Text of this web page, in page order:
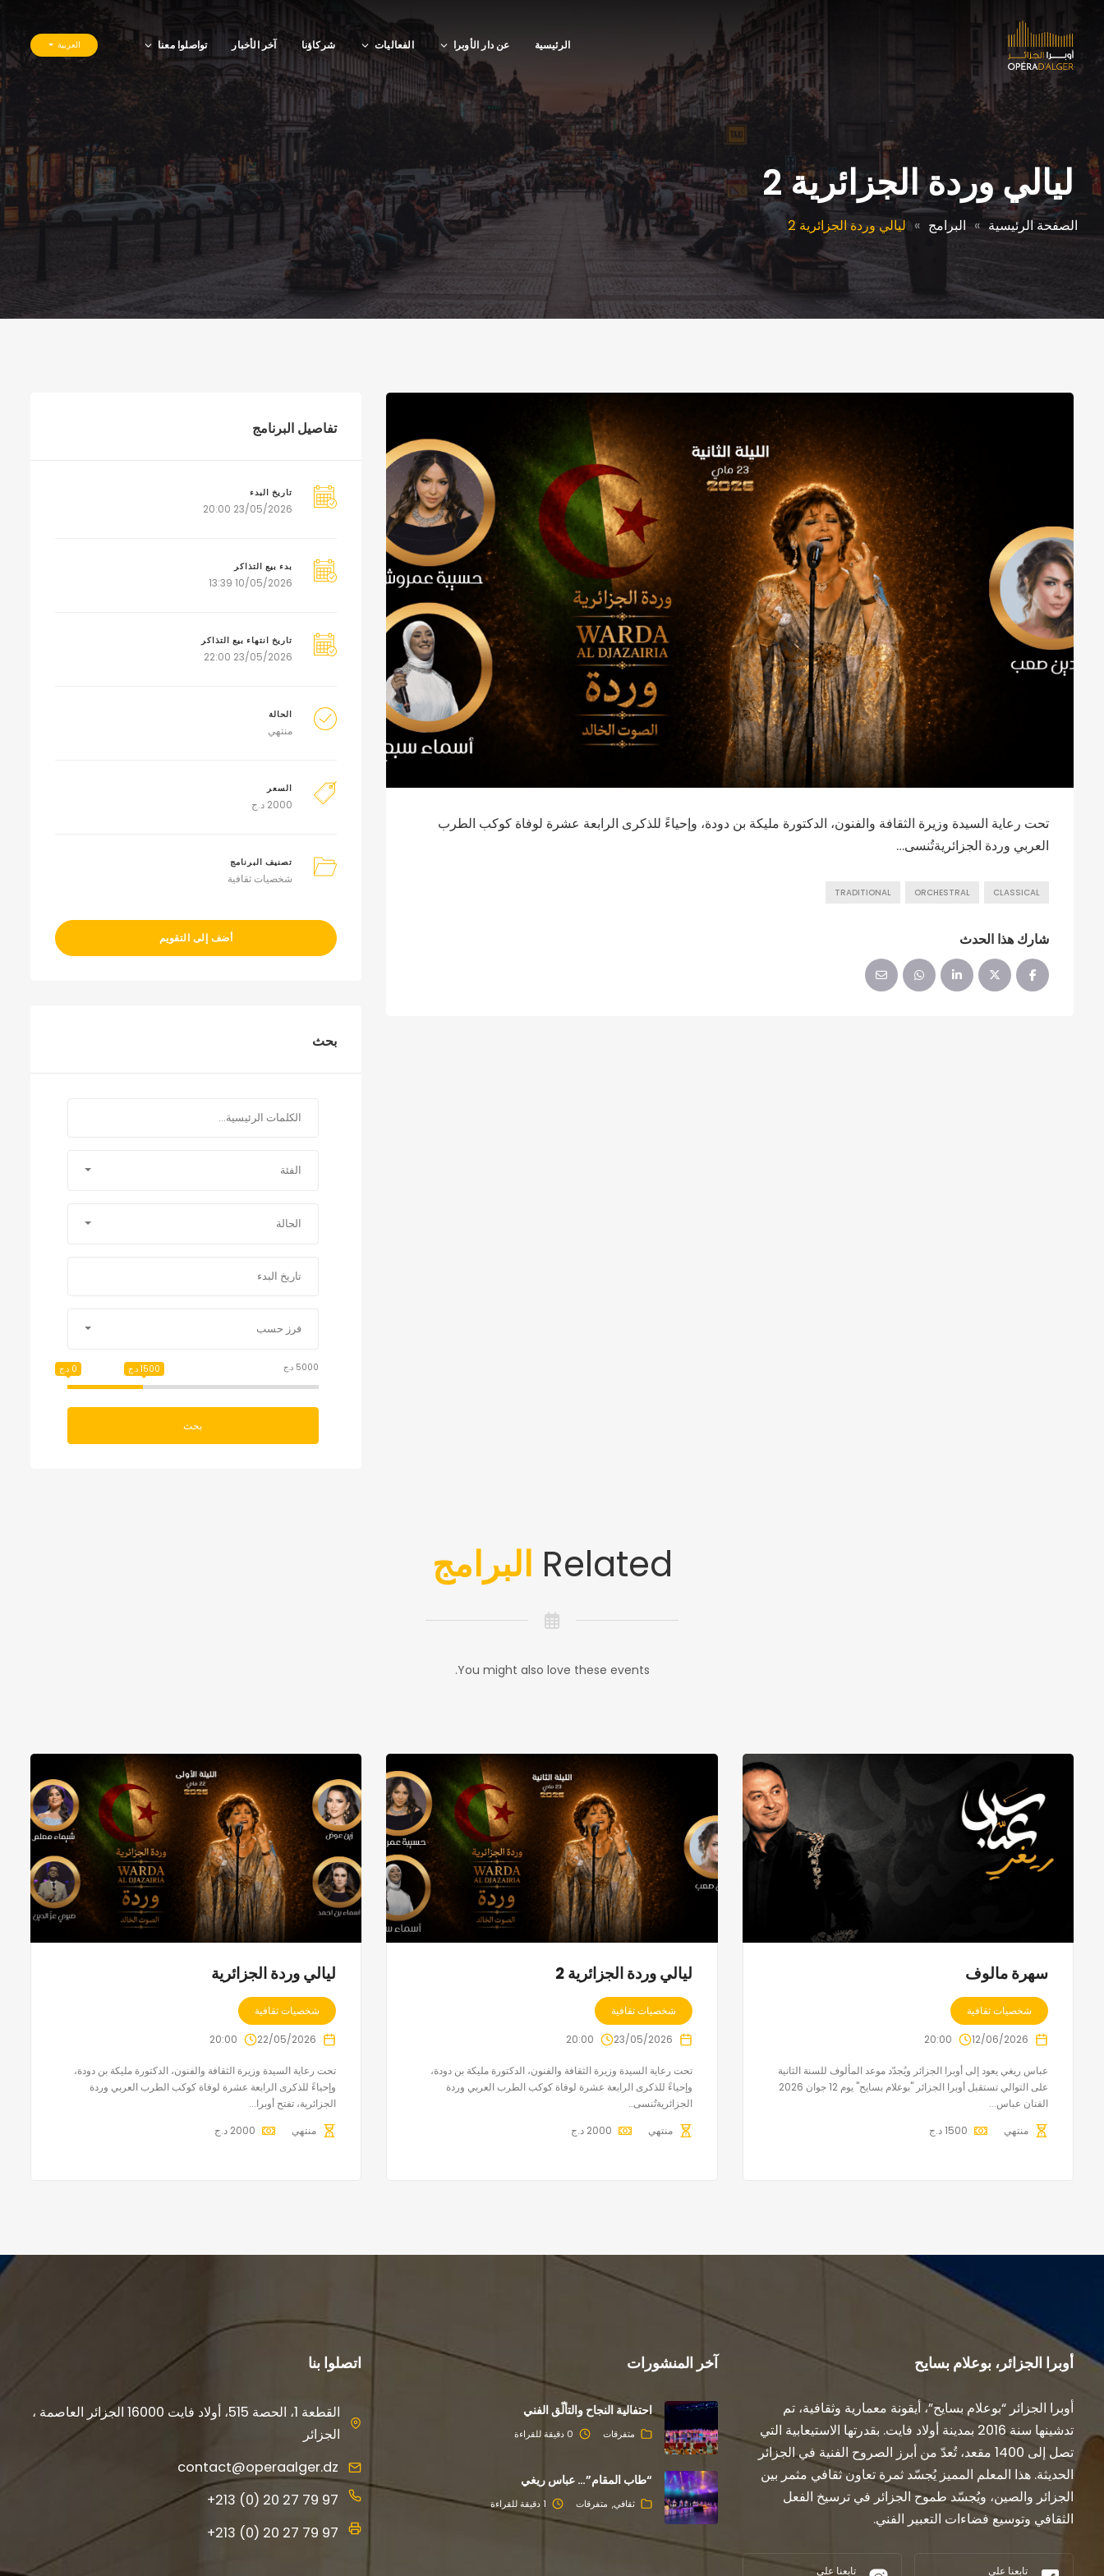
الرئيسية عن دار الأوبرا الفعاليات شركاؤنا آخر الأخبار تواصلوا معنا العربية
ليالي وردة الجزائرية 2
الصفحة الرئيسية البرامج ليالي وردة الجزائرية 2
تحت رعاية السيدة وزيرة الثقافة والفنون، الدكتورة مليكة بن دودة، وإحياءً للذكرى الرابعة عشرة لوفاة كوكب الطرب
العربي وردة الجزائريةتُنسى…
CLASSICAL
ORCHESTRAL
TRADITIONAL
شارك هذا الحدث
تفاصيل البرنامج
تاريخ البدء
23/05/2026 20:00
بدء بيع التذاكر
10/05/2026 13:39
تاريخ انتهاء بيع التذاكر
23/05/2026 22:00
الحالة
منتهي
السعر
2000 د.ج
تصنيف البرنامج
شخصيات ثقافية
أضف إلى التقويم
بحث
الفئة
الحالة
فرز حسب
5000 د.ج 0 د.ج 1500 د.ج
بحث
Related البرامج
You might also love these events.
سهرة مالوف
شخصيات ثقافية
12/06/2026
20:00
عباس ريغي يعود إلى أوبرا الجزائر ويُجدّد موعد المألوف للسنة الثانية
على التوالي تستقبل أوبرا الجزائر "بوعلام بسايح" يوم 12 جوان 2026
الفنان عباس...
منتهي
1500د.ج
ليالي وردة الجزائرية 2
شخصيات ثقافية
23/05/2026
20:00
تحت رعاية السيدة وزيرة الثقافة والفنون، الدكتورة مليكة بن دودة،
وإحياءً للذكرى الرابعة عشرة لوفاة كوكب الطرب العربي وردة
الجزائريةتُنسى…
منتهي
2000 د.ج
ليالي وردة الجزائرية
شخصيات ثقافية
22/05/2026
20:00
تحت رعاية السيدة وزيرة الثقافة والفنون، الدكتورة مليكة بن دودة،
وإحياءً للذكرى الرابعة عشرة لوفاة كوكب الطرب العربي وردة
الجزائرية، تفتح أوبرا...
منتهي
2000 د.ج
اتصلوا بنا
القطعة 1، الحصة 515، أولاد فايت 16000 الجزائر العاصمة ،
الجزائر
contact@operaalger.dz
+213 (0) 20 27 79 97
+213 (0) 20 27 79 97
آخر المنشورات
احتفالية النجاح والتألّق الفني
متفرقات 0 دقيقة للقراءة
“طاب المقام”… عباس ريغي
ثقافي متفرقات 1 دقيقة للقراءة
أوبرا الجزائر، بوعلام بسايح
أوبرا الجزائر “بوعلام بسايح”، أيقونة معمارية وثقافية، تم
تدشينها سنة 2016 بمدينة أولاد فايت. بقدرتها الاستيعابية التي
تصل إلى 1400 مقعد، تُعدّ من أبرز الصروح الفنية في الجزائر
الحديثة. هذا المعلم المميز يُجسّد ثمرة تعاون ثقافي مثمر بين
الجزائر والصين، ويُجسّد طموح الجزائر في ترسيخ الفعل
الثقافي وتوسيع فضاءات التعبير الفني.
تابعنا على تابعنا على